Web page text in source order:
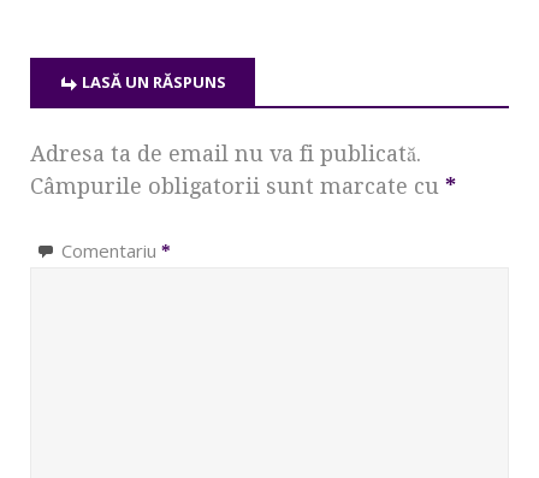
LASĂ UN RĂSPUNS
Adresa ta de email nu va fi publicată.
Câmpurile obligatorii sunt marcate cu *
Comentariu *